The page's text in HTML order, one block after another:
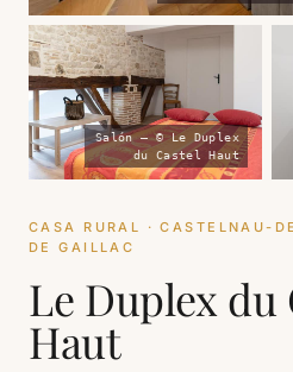
Salón — © Le Duplex
du Castel Haut
CASA RURAL · CASTELNAU-
DE GAILLAC
Le Duplex du
Haut